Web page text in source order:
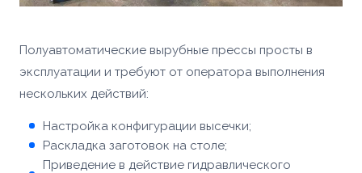
Полуавтоматические вырубные прессы просты в
эксплуатации и требуют от оператора выполнения
нескольких действий:
Настройка конфигурации высечки;
Раскладка заготовок на столе;
Приведение в действие гидравлического
Товар
Способ оплаты
Телефон *